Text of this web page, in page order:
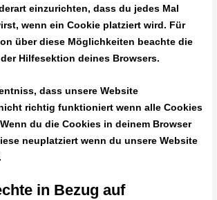
einzurichten, dass du jedes Mal
wenn ein Cookie platziert wird. Für
über diese Möglichkeiten beachte die
Hilfesektion deines Browsers.
dass unsere Website
richtig funktioniert wenn alle Cookies
du die Cookies in deinem Browser
neuplatziert wenn du unsere Website
in Bezug auf